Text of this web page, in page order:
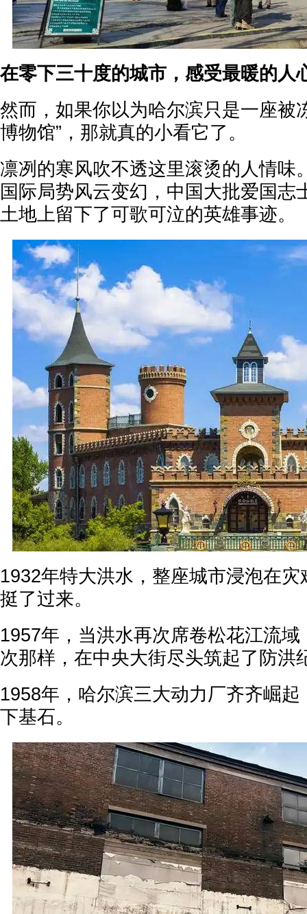
在零下三十度的城市，感受最暖的人
然而，如果你以为哈尔滨只是一座被
博物馆”，那就真的小看它了。
凛冽的寒风吹不透这里滚烫的人情味
国际局势风云变幻，中国大批爱国志
土地上留下了可歌可泣的英雄事迹。
1932年特大洪水，整座城市浸泡在
挺了过来。
1957年，当洪水再次席卷松花江流
次那样，在中央大街尽头筑起了防洪
1958年，哈尔滨三大动力厂齐齐崛
下基石。